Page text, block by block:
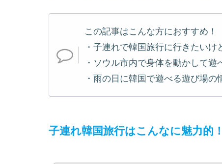
この記事はこんな方におすすめ！
・子連れで韓国旅行に行きたい
・ソウル市内で身体を動かして遊
・雨の日に韓国で遊べる遊び場の
子連れ韓国旅行はこんなに魅力的